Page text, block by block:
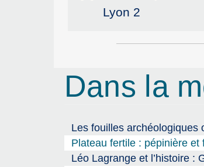
Lyon 2
Dans la
Les fouilles
Plateau fertile : pépinière
Léo Lagrange et l’histoire :